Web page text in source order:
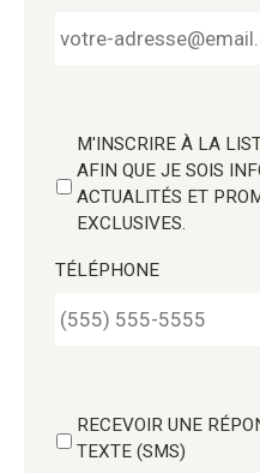
M'INSCRIRE À LA
AFIN QUE JE SOIS
ACTUALITÉS ET
EXCLUSIVES.
TÉLÉPHONE
RECEVOIR UNE
TEXTE (SMS)